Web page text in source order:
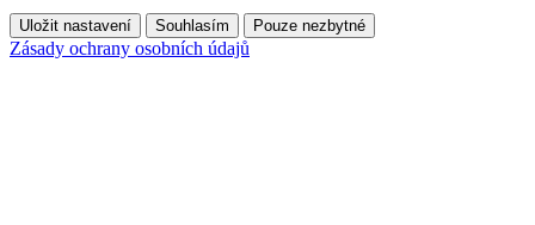
Uložit nastavení Souhlasím Pouze nezbytné
Zásady ochrany osobních údajů